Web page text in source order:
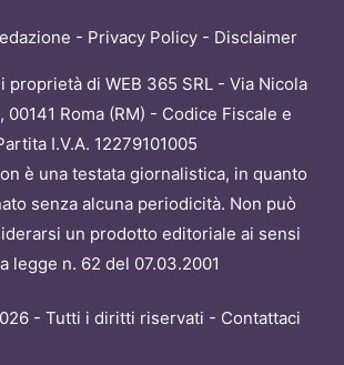
- Privacy Policy - Disclaimer
proprietà di WEB 365 SRL - Via Nicola
00141 Roma (RM) - Codice Fiscale e
I.V.A. 12279101005
è una testata giornalistica, in quanto
senza alcuna periodicità. Non può
un prodotto editoriale ai sensi
legge n. 62 del 07.03.2001
- Tutti i diritti riservati - Contattaci